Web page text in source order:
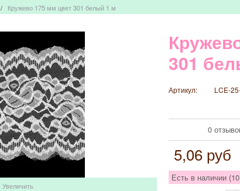
/ Кружево 175 мм цвет 301 белый 1 м
Увеличить
301
Артикул: LCE-
0
5,06 руб
Есть в наличии (10